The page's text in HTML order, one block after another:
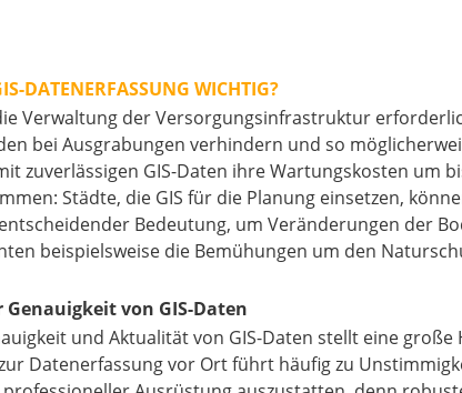
DATENERFASSUNG WICHTIG?
Verwaltung der Versorgungsinfrastruktur
bei Ausgrabungen verhindern und so
zuverlässigen GIS-Daten ihre Wartungskosten um
Städte, die GIS für die Planung einsetzen,
Bedeutung, um Veränderungen der
beispielsweise die Bemühungen um den
von GIS-Daten
und Aktualität von GIS-Daten stellt eine
Datenerfassung vor Ort führt häufig zu